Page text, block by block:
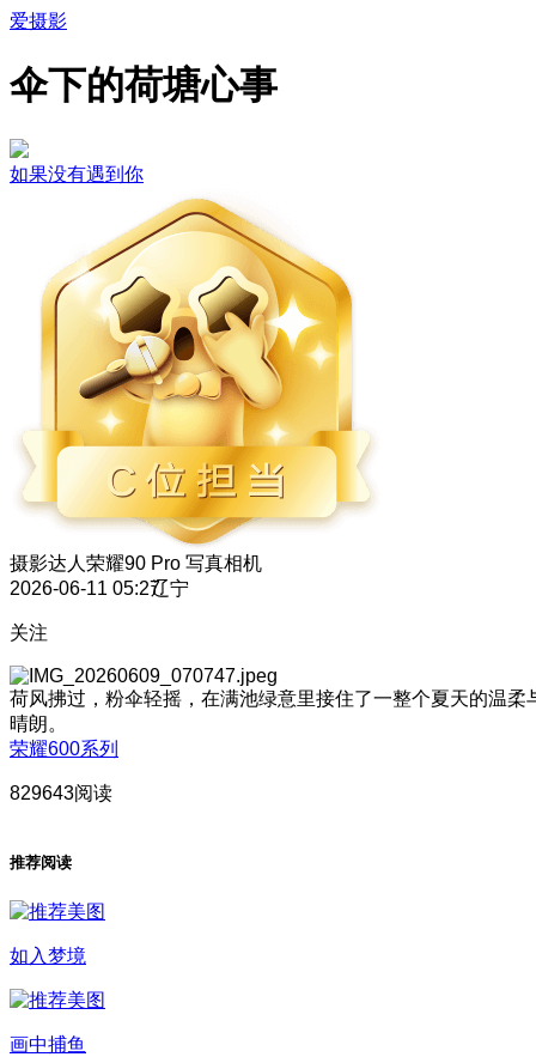
爱摄影
伞下的荷塘心事
如果没有遇到你
摄影达人 荣耀90 Pro 写真相机
2026-06-11 05:27辽宁
关注
荷风拂过，粉伞轻摇，在满池绿意里接住了一整个夏天的温柔
晴朗。
荣耀600系列
829643阅读
推荐阅读
如入梦境
画中捕鱼